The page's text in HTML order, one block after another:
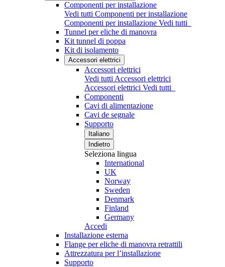
Componenti per installazione
Vedi tutti Componenti per installazione
Componenti per installazione Vedi tutti
Tunnel per eliche di manovra
Kit tunnel di poppa
Kit di isolamento
Accessori elettrici
Accessori elettrici
Vedi tutti Accessori elettrici
Accessori elettrici Vedi tutti
Componenti
Cavi di alimentazione
Cavi de segnale
Supporto
Italiano
Indietro
Seleziona lingua
International
UK
Norway
Sweden
Denmark
Finland
Germany
Accedi
Installazione esterna
Flange per eliche di manovra retrattili
Attrezzatura per l’installazione
Supporto